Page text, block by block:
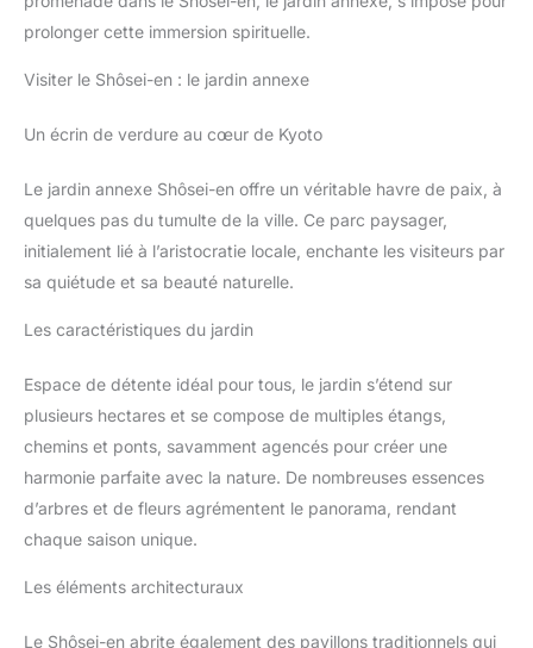
prolonger cette immersion spirituelle.
Visiter le Shôsei-en : le jardin annexe
Un écrin de verdure au cœur de Kyoto
Le jardin annexe Shôsei-en offre un véritable havre de paix, à
quelques pas du tumulte de la ville. Ce parc paysager,
initialement lié à l’aristocratie locale, enchante les visiteurs par
sa quiétude et sa beauté naturelle.
Les caractéristiques du jardin
Espace de détente idéal pour tous, le jardin s’étend sur
plusieurs hectares et se compose de multiples étangs,
chemins et ponts, savamment agencés pour créer une
harmonie parfaite avec la nature. De nombreuses essences
d’arbres et de fleurs agrémentent le panorama, rendant
chaque saison unique.
Les éléments architecturaux
Le Shôsei-en abrite également des pavillons traditionnels qui